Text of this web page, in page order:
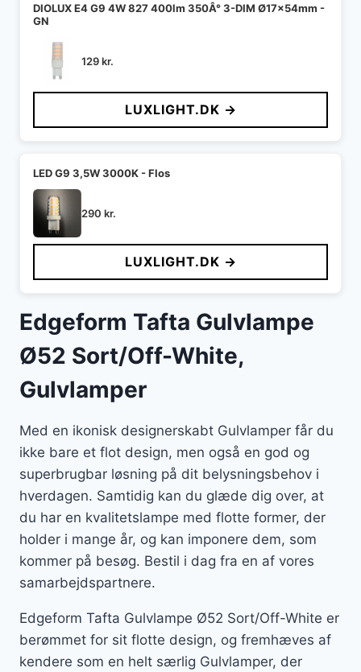
DIOLUX E4 G9 4W 827 400lm 350Â° 3-DIM Ø17x54mm -
GN
129kr.
LUXLIGHT.DK →
LED G9 3,5W 3000K - Flos
290 kr.
LUXLIGHT.DK →
Edgeform Tafta Gulvlampe
Ø52 Sort/Off-White,
Gulvlamper
Med en ikonisk designerskabt Gulvlamper får du
ikke bare et flot design, men også en god og
superbrugbar løsning på dit belysningsbehov i
hverdagen. Samtidig kan du glæde dig over, at
du har en kvalitetslampe med flotte former, der
holder i mange år, og kan imponere dem, som
kommer på besøg. Bestil i dag fra en af vores
samarbejdspartnere.
Edgeform Tafta Gulvlampe Ø52 Sort/Off-White er
berømmet for sit flotte design, og fremhæves af
kendere som en helt særlig Gulvlamper, der